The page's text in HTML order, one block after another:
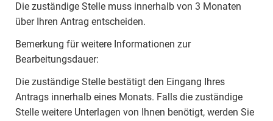
Die zuständige Stelle muss innerhalb von 3 Monaten
über Ihren Antrag entscheiden.
Bemerkung für weitere Informationen zur
Bearbeitungsdauer:
Die zuständige Stelle bestätigt den Eingang Ihres
Antrags innerhalb eines Monats. Falls die zuständige
Stelle weitere Unterlagen von Ihnen benötigt, werden Sie